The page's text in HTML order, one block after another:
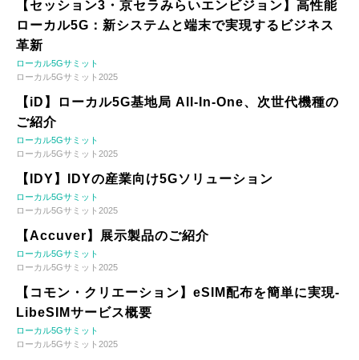
【セッション3・京セラみらいエンビジョン】高性能
ローカル5G：新システムと端末で実現するビジネス
革新
ローカル5Gサミット
ローカル5Gサミット2025
【iD】ローカル5G基地局 All-In-One、次世代機種の
ご紹介
ローカル5Gサミット
ローカル5Gサミット2025
【IDY】IDYの産業向け5Gソリューション
ローカル5Gサミット
ローカル5Gサミット2025
【Accuver】展示製品のご紹介
ローカル5Gサミット
ローカル5Gサミット2025
【コモン・クリエーション】eSIM配布を簡単に実現-
LibeSIMサービス概要
ローカル5Gサミット
ローカル5Gサミット2025